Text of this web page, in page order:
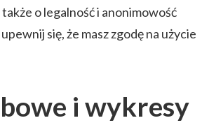
o legalność i anonimowość
się, że masz zgodę na użycie
i wykresy